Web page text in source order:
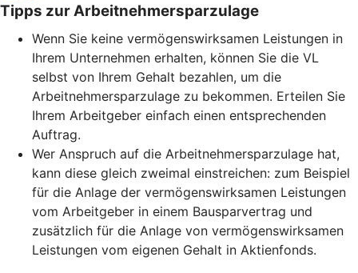
Tipps zur Arbeitnehmersparzulage
Wenn Sie keine vermögenswirksamen Leistungen in
Ihrem Unternehmen erhalten, können Sie die VL
selbst von Ihrem Gehalt bezahlen, um die
Arbeitnehmersparzulage zu bekommen. Erteilen Sie
Ihrem Arbeitgeber einfach einen entsprechenden
Auftrag.
Wer Anspruch auf die Arbeitnehmersparzulage hat,
kann diese gleich zweimal einstreichen: zum Beispiel
für die Anlage der vermögenswirksamen Leistungen
vom Arbeitgeber in einem Bausparvertrag und
zusätzlich für die Anlage von vermögenswirksamen
Leistungen vom eigenen Gehalt in Aktienfonds.